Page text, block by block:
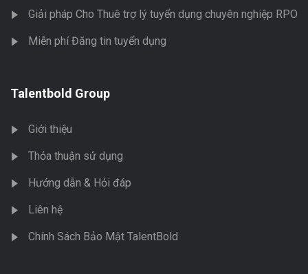
Giải pháp Cho Thuê trợ lý tuyển dụng chuyên nghiệp RPO
Miễn phí Đăng tin tuyển dụng
Talentbold Group
Giới thiệu
Thỏa thuận sử dụng
Hướng dẫn & Hỏi đáp
Liên hệ
Chính Sách Bảo Mật TalentBold